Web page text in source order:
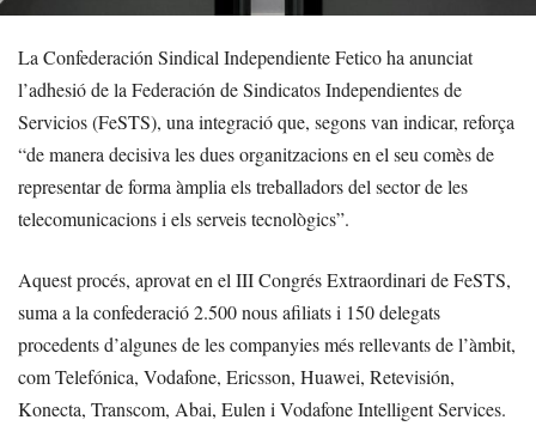
La Confederación Sindical Independiente Fetico ha anunciat
l’adhesió de la Federación de Sindicatos Independientes de
Servicios (FeSTS), una integració que, segons van indicar, reforça
“de manera decisiva les dues organitzacions en el seu comès de
representar de forma àmplia els treballadors del sector de les
telecomunicacions i els serveis tecnològics”.
Aquest procés, aprovat en el III Congrés Extraordinari de FeSTS,
suma a la confederació 2.500 nous afiliats i 150 delegats
procedents d’algunes de les companyies més rellevants de l’àmbit,
com Telefónica, Vodafone, Ericsson, Huawei, Retevisión,
Konecta, Transcom, Abai, Eulen i Vodafone Intelligent Services.